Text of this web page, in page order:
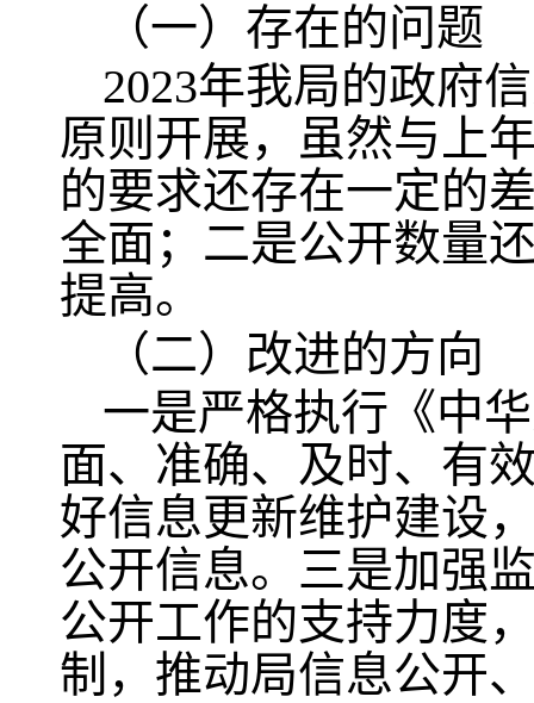
（一）存在的问题
2023年我局的政府
原则开展，虽然与上
的要求还存在一定的
全面；二是公开数量
提高。
（二）改进的方向
一是严格执行《中
面、准确、及时、有
好信息更新维护建设
公开信息。三是加强
公开工作的支持力度
制，推动局信息公开